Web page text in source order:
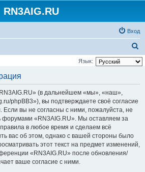
RN3AIG.RU
Вход
о
Язык:
(в дальнейшем «мы», «наш»,
phpBB3»), вы подтверждаете своё согласие
вы не согласны с ними, пожалуйста, не
форумами «RN3AIG.RU». Мы оставляем за
в любое время и сделаем всё
вас об этом, однако с вашей стороны было
этот текст на предмет изменений,
«RN3AIG.RU» после обновления/
ваше согласие с ними.